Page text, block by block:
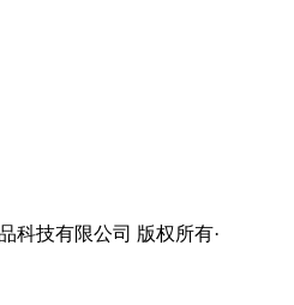
科技有限公司 版权所有·